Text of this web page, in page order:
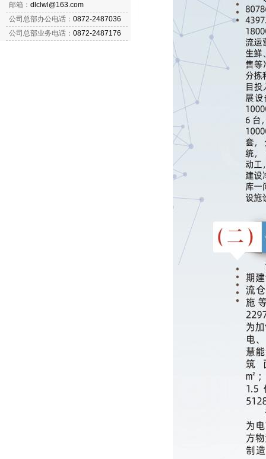
邮箱： dlclwl@163.com
公司总部办公电话： 0872-2487036
公司总部业务电话： 0872-2487176